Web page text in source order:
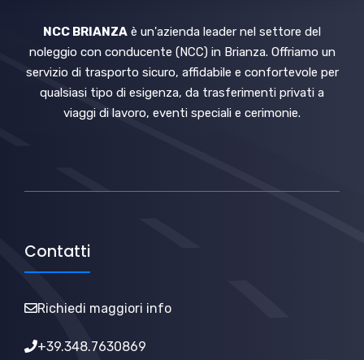
NCC BRIANZA è un'azienda leader nel settore del
noleggio con conducente (NCC) in Brianza. Offriamo un
servizio di trasporto sicuro, affidabile e confortevole per
qualsiasi tipo di esigenza, da trasferimenti privati a
viaggi di lavoro, eventi speciali e cerimonie.
Contatti
Richiedi maggiori info
+39.348.7630869